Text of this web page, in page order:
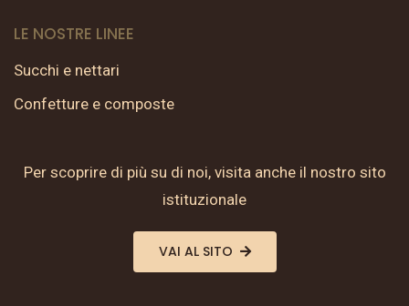
LE NOSTRE LINEE
Succhi e nettari
Confetture e composte
Per scoprire di più su di noi, visita anche il nostro sito
istituzionale
VAI AL SITO